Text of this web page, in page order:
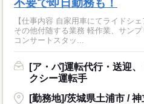
不要で即日勤務も！
【仕事内容 自家用車にてライドシ
その他付随する業務 軽作業、サン
コンサートスタッ...
[ア・パ]運転代行・送迎
クシー運転手
[勤務地]/茨城県土浦市 / 神